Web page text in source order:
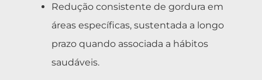
Redução consistente de gordura em
áreas específicas, sustentada a longo
prazo quando associada a hábitos
saudáveis.